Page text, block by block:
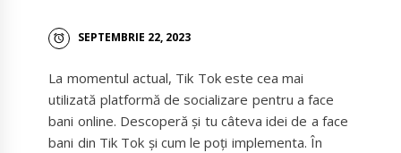
SEPTEMBRIE 22, 2023
La momentul actual, Tik Tok este cea mai
utilizată platformă de socializare pentru a face
bani online. Descoperă și tu câteva idei de a face
bani din Tik Tok și cum le poți implementa. În